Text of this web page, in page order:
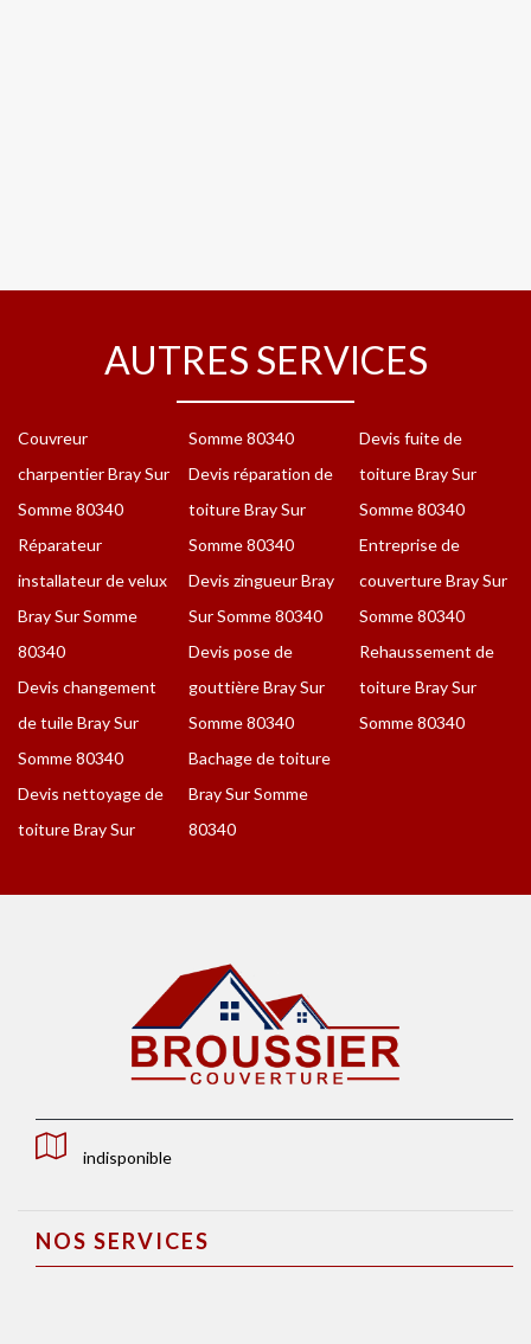
AUTRES SERVICES
Couvreur
charpentier Bray Sur
Somme 80340
Réparateur
installateur de velux
Bray Sur Somme
80340
Devis changement
de tuile Bray Sur
Somme 80340
Devis nettoyage de
toiture Bray Sur
Somme 80340
Devis réparation de
toiture Bray Sur
Somme 80340
Devis zingueur Bray
Sur Somme 80340
Devis pose de
gouttière Bray Sur
Somme 80340
Bachage de toiture
Bray Sur Somme
80340
Devis fuite de
toiture Bray Sur
Somme 80340
Entreprise de
couverture Bray Sur
Somme 80340
Rehaussement de
toiture Bray Sur
Somme 80340
indisponible
NOS SERVICES